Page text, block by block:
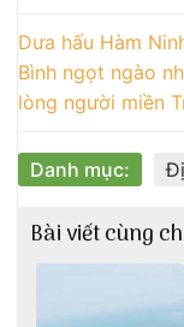
Dưa hấu Hàm
Bình ngọt ngào
lòng người miền
Danh mục:
Bài viết cùng